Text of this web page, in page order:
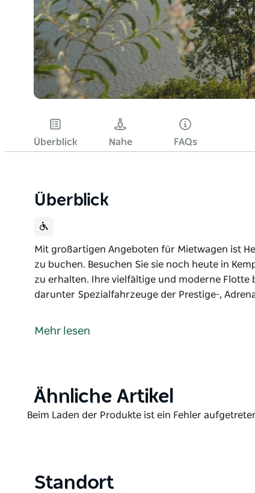
Überblick Nahe FAQs
Überblick
Mit großartigen Angeboten für Mietwagen ist
zu buchen. Besuchen Sie sie noch heute in
zu erhalten. Ihre vielfältige und moderne Flotte
darunter Spezialfahrzeuge der Prestige-,
zu buchen. Besuchen Sie sie noch heute in
Mehr lesen
Product
Ähnliche Artikel
Product
Beim Laden der Produkte ist ein Fehler
Standort